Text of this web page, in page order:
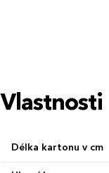
Vlastnosti
Délka kartonu v cm